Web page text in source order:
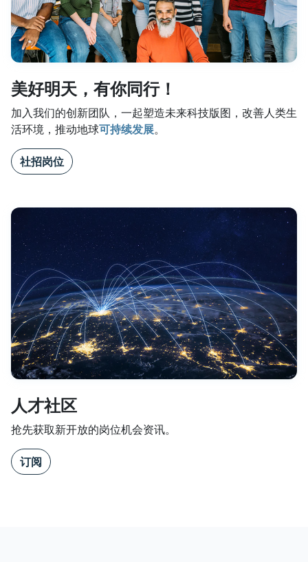
美好明天，有你同行！
加入我们的创新团队，一起塑造未来科技版图，改善人类生
活环境，推动地球可持续发展。
社招岗位
人才社区
抢先获取新开放的岗位机会资讯。
订阅